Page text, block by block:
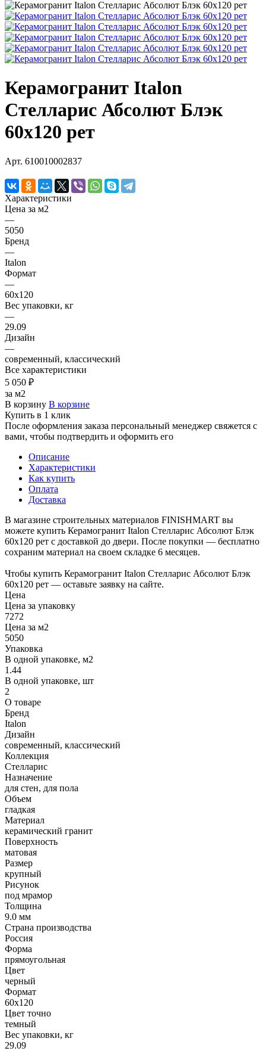
Керамогранит Italon
Стелларис Абсолют Блэк
60х120 рет
Арт. 610010002837
Характеристики
Цена за м2
—
5050
Бренд
—
Italon
Формат
—
60х120
Вес упаковки, кг
—
29.09
Дизайн
—
современный, классический
Все характеристики
5 050 ₽
за м2
В корзину В корзине
Купить в 1 клик
После оформления заказа персональный менеджер свяжется с
вами, чтобы подтвердить и оформить его
Описание
Характеристики
Как купить
Оплата
Доставка
В магазине строительных материалов FINISHMART вы
можете купить Керамогранит Italon Стелларис Абсолют Блэк
60х120 рет с доставкой до двери. После покупки — бесплатно
сохраним материал на своем складке 6 месяцев.
Чтобы купить Керамогранит Italon Стелларис Абсолют Блэк
60х120 рет — оставьте заявку на сайте.
Цена
Цена за упаковку
7272
Цена за м2
5050
Упаковка
В одной упаковке, м2
1.44
В одной упаковке, шт
2
О товаре
Бренд
Italon
Дизайн
современный, классический
Коллекция
Стелларис
Назначение
для стен, для пола
Объем
гладкая
Материал
керамический гранит
Поверхность
матовая
Размер
крупный
Рисунок
под мрамор
Толщина
9.0 мм
Страна производства
Россия
Форма
прямоугольная
Цвет
черный
Формат
60х120
Цвет точно
темный
Вес упаковки, кг
29.09